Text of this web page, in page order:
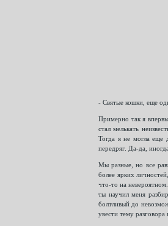
- Святые кошки, еще
Примерно так я
стал мелькать
Тогда я не могла еще
передряг. Да-да,
Мы разные, но все
более ярких
что-то на
ты научил меня
болтливый до
увести тему